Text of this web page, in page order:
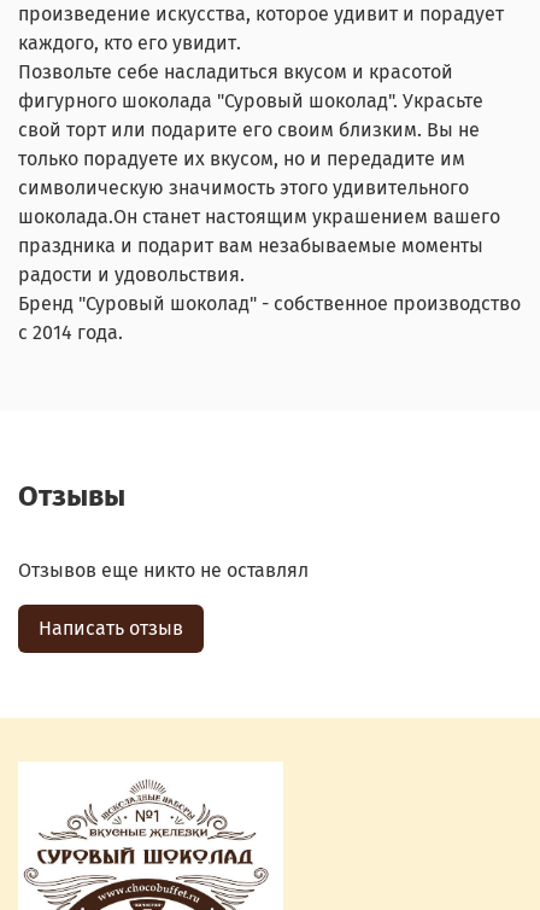
произведение искусства, которое удивит и порадует
каждого, кто его увидит.
Позвольте себе насладиться вкусом и красотой
фигурного шоколада "Суровый шоколад". Украсьте
свой торт или подарите его своим близким. Вы не
только порадуете их вкусом, но и передадите им
символическую значимость этого удивительного
шоколада.Он станет настоящим украшением вашего
праздника и подарит вам незабываемые моменты
радости и удовольствия.
Бренд "Суровый шоколад" - собственное производство
с 2014 года.
Отзывы
Отзывов еще никто не оставлял
Написать отзыв